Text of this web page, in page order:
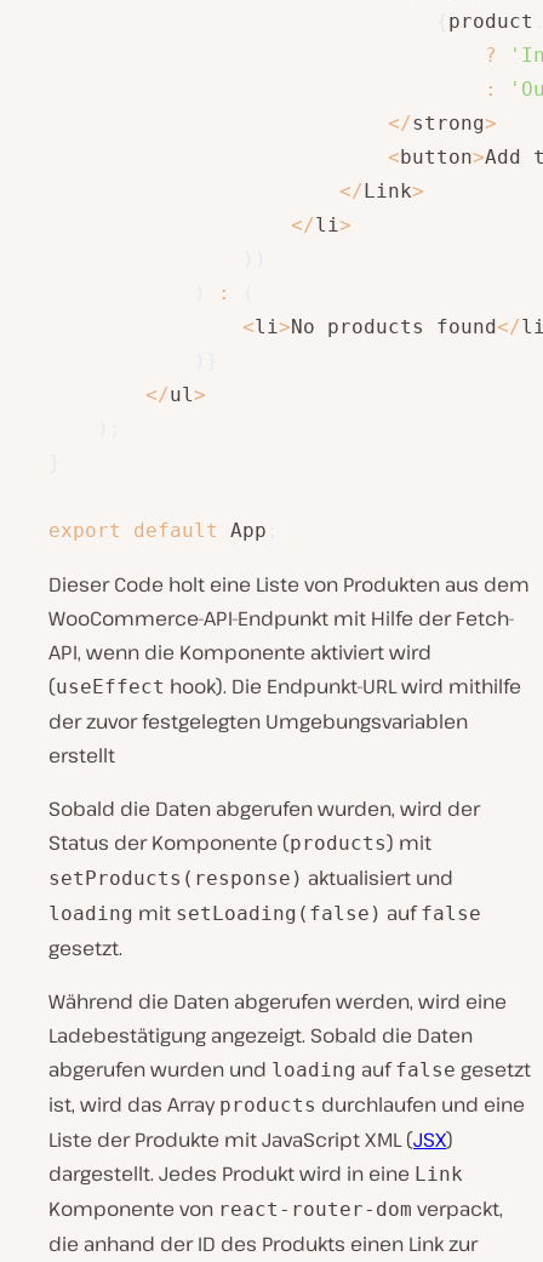
product
?
:
</strong>
<button>Add
</Link>
</li >
:
<li >No products found</
</ul >
export default App
Dieser Code holt eine Liste von Produkten aus dem
WooCommerce-API-Endpunkt mit Hilfe der Fetch-
API, wenn die Komponente aktiviert wird
(useEffect hook). Die Endpunkt-URL wird mithilfe
der zuvor festgelegten Umgebungsvariablen
erstellt
Sobald die Daten abgerufen wurden, wird der
Status der Komponente (products) mit
setProducts(response) aktualisiert und
loading mit setLoading(false) auffalse
gesetzt.
Während die Daten abgerufen werden, wird eine
Ladebestätigung angezeigt. Sobald die Daten
abgerufen wurden und loading auffalse gesetzt
ist, wird das Array products durchlaufen und eine
Liste der Produkte mit JavaScript XML (JSX)
dargestellt. Jedes Produkt wird in eine Link
Komponente von react-router-dom verpackt,
die anhand der ID des Produkts einen Link zur